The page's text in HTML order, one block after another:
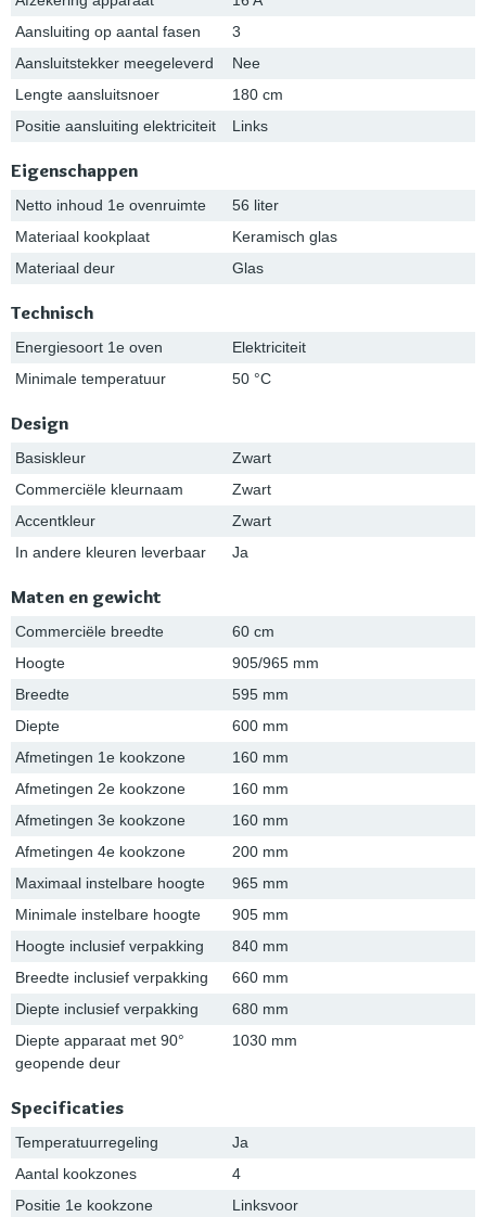
Aansluiting op aantal fasen
3
Aansluitstekker meegeleverd
Nee
Lengte aansluitsnoer
180 cm
Positie aansluiting elektriciteit
Links
Eigenschappen
Netto inhoud 1e ovenruimte
56 liter
Materiaal kookplaat
Keramisch glas
Materiaal deur
Glas
Technisch
Energiesoort 1e oven
Elektriciteit
Minimale temperatuur
50 °C
Design
Basiskleur
Zwart
Commerciële kleurnaam
Zwart
Accentkleur
Zwart
In andere kleuren leverbaar
Ja
Maten en gewicht
Commerciële breedte
60 cm
Hoogte
905/965 mm
Breedte
595 mm
Diepte
600 mm
Afmetingen 1e kookzone
160 mm
Afmetingen 2e kookzone
160 mm
Afmetingen 3e kookzone
160 mm
Afmetingen 4e kookzone
200 mm
Maximaal instelbare hoogte
965 mm
Minimale instelbare hoogte
905 mm
Hoogte inclusief verpakking
840 mm
Breedte inclusief verpakking
660 mm
Diepte inclusief verpakking
680 mm
Diepte apparaat met 90°
geopende deur
1030 mm
Specificaties
Temperatuurregeling
Ja
Aantal kookzones
4
Positie 1e kookzone
Linksvoor